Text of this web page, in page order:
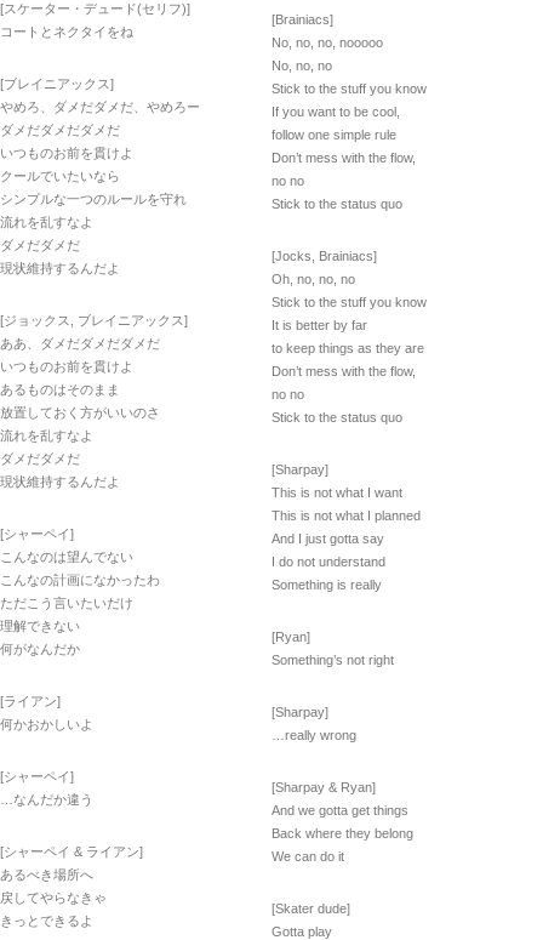
[スケーター・デュード(セリフ)]
コートとネクタイをね
[ブレイニアックス]
やめろ、ダメだダメだ、やめろー
ダメだダメだダメだ
いつものお前を貫けよ
クールでいたいなら
シンプルな一つのルールを守れ
流れを乱すなよ
ダメだダメだ
現状維持するんだよ
[ジョックス, ブレイニアックス]
ああ、ダメだダメだダメだ
いつものお前を貫けよ
あるものはそのまま
放置しておく方がいいのさ
流れを乱すなよ
ダメだダメだ
現状維持するんだよ
[シャーペイ]
こんなのは望んでない
こんなの計画になかったわ
ただこう言いたいだけ
理解できない
何がなんだか
[ライアン]
何かおかしいよ
[シャーペイ]
…なんだか違う
[シャーペイ & ライアン]
あるべき場所へ
戻してやらなきゃ
きっとできるよ
[Brainiacs]
No, no, no, nooooo
No, no, no
Stick to the stuff you know
If you want to be cool,
follow one simple rule
Don’t mess with the flow,
no no
Stick to the status quo
[Jocks, Brainiacs]
Oh, no, no, no
Stick to the stuff you know
It is better by far
to keep things as they are
Don’t mess with the flow,
no no
Stick to the status quo
[Sharpay]
This is not what I want
This is not what I planned
And I just gotta say
I do not understand
Something is really
[Ryan]
Something’s not right
[Sharpay]
…really wrong
[Sharpay & Ryan]
And we gotta get things
Back where they belong
We can do it
[Skater dude]
Gotta play